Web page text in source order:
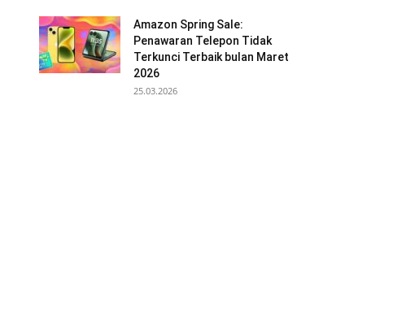
Amazon Spring Sale:
Penawaran Telepon Tidak
Terkunci Terbaik bulan Maret
2026
25.03.2026